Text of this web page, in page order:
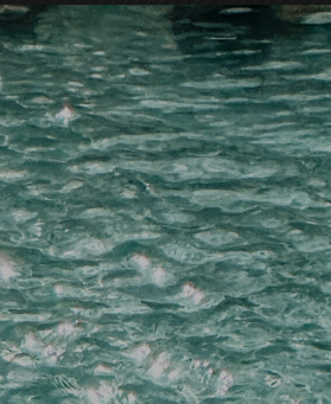
Añadir a la lista de
Categorías:UÑAS,uñas